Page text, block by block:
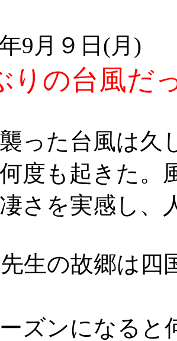
9月９日(月)
りの台風だ
った台風は久
度も起きた。
さを実感し、
生の故郷は四
ズンになると